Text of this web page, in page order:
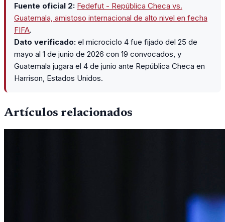
Fuente oficial 2: Fedefut - República Checa vs.
Guatemala, amistoso internacional de alto nivel en fecha
FIFA.
Dato verificado: el microciclo 4 fue fijado del 25 de
mayo al 1 de junio de 2026 con 19 convocados, y
Guatemala jugara el 4 de junio ante República Checa en
Harrison, Estados Unidos.
Artículos relacionados